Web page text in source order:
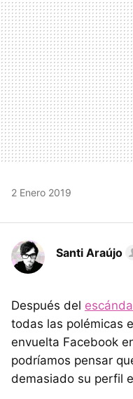
2 Enero 2019
Santi Araújo
Después del
todas las polémicas
envuelta Facebook
podríamos pensar
demasiado su perfil